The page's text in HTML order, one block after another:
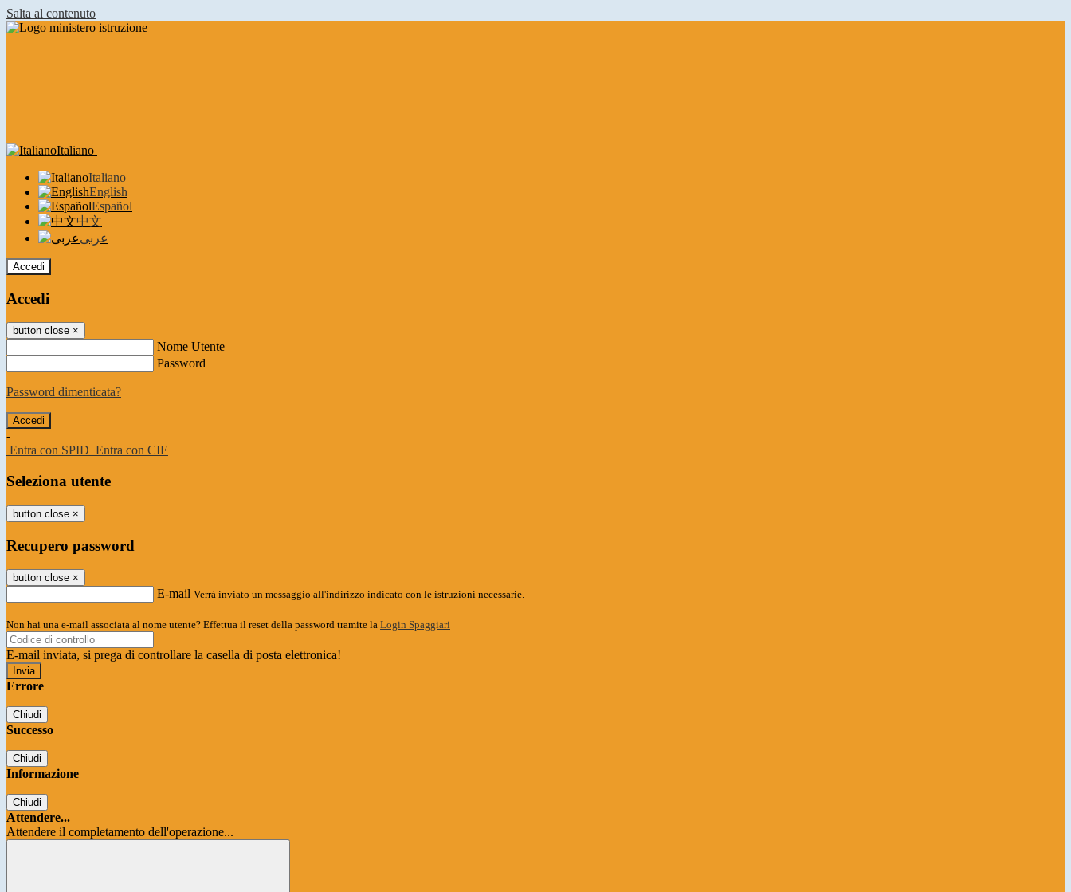
Salta al contenuto
Italiano
Italiano
English
Español
中文
عربى
Accedi
Accedi
button close ×
Nome Utente
Password
Password dimenticata?
-
Entra con SPID Entra con CIE
Seleziona utente
button close ×
Recupero password
button close ×
E-mail Verrà inviato un messaggio all'indirizzo indicato con le istruzioni necessarie.
Non hai una e-mail associata al nome utente? Effettua il reset della password tramite la Login Spaggiari
E-mail inviata, si prega di controllare la casella di posta elettronica!
Errore
Chiudi
Successo
Chiudi
Informazione
Chiudi
Attendere...
Attendere il completamento dell'operazione...